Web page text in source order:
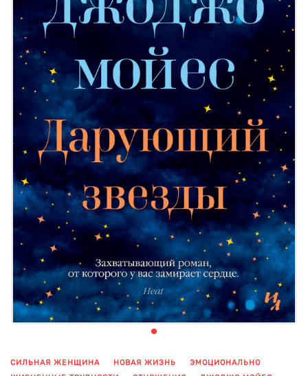
СИЛЬНАЯ ЖЕНЩИНА НОВАЯ ЖИЗНЬ
ЭМОЦИОНАЛЬНО